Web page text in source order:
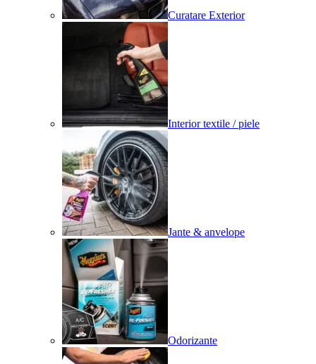
Curatare Exterior
Interior textile / piele
Jante & anvelope
Odorizante